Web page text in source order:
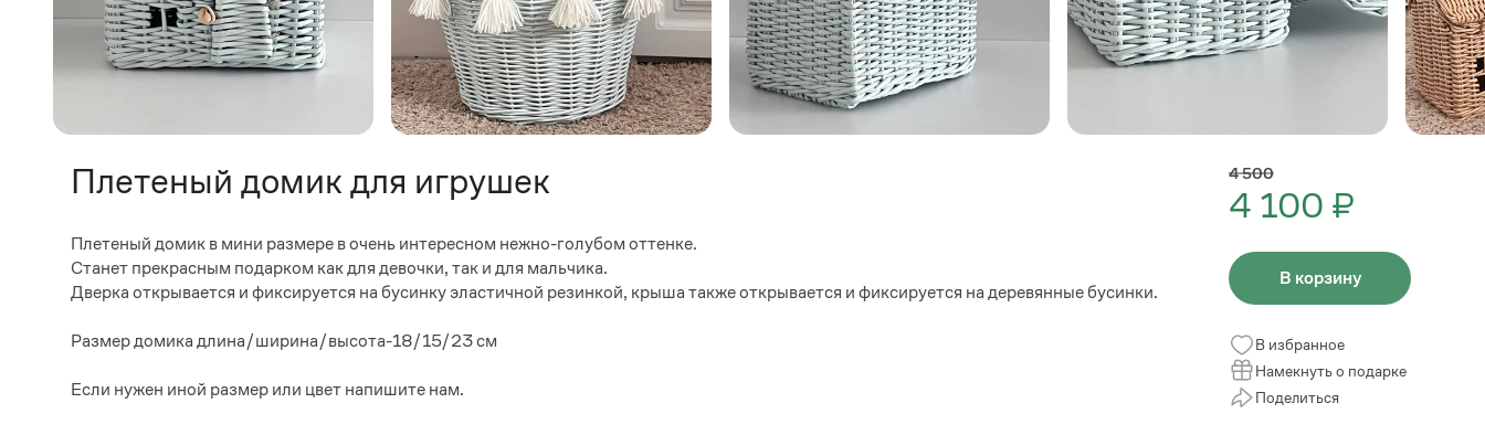
Плетеный домик для игрушек
Плетеный домик в мини размере в очень интересном нежно-голубом оттенке.
Станет прекрасным подарком как для девочки, так и для мальчика.
Дверка открывается и фиксируется на бусинку эластичной резинкой, крыша также открывается и фиксируется на деревянные бусинки.
Размер домика длина/ширина/высота-18/15/23 см
Если нужен иной размер или цвет напишите нам.
4 500
4 100 ₽
В корзину
В избранное
Намекнуть о подарке
Поделиться